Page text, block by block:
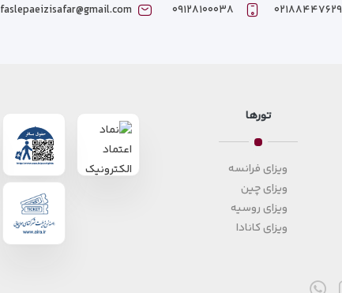
۰۲۱۸۸۴۴۷۶۲۹ ۰۹۱۲۸۱۰۰۰۳۸ faslepaeizisafar@gmail.com
تورها
ویزای فرانسه
ویزای چین
ویزای روسیه
ویزای کانادا